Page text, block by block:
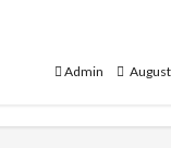
Admin